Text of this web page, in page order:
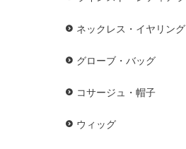
ネックレス・イヤリング
グローブ・バッグ
コサージュ・帽子
ウィッグ